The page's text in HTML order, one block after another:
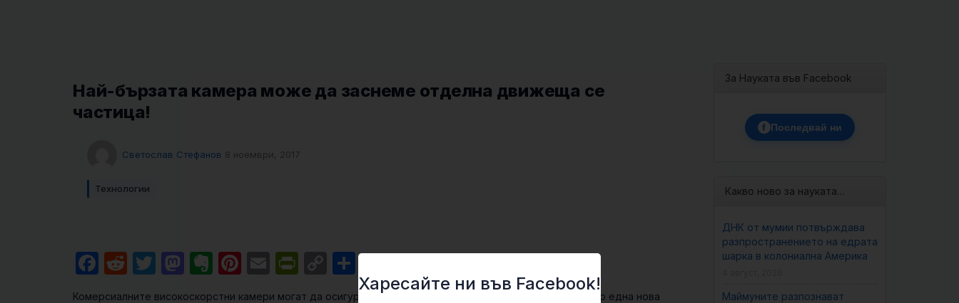
Най-бързата камера може да заснеме отделна движеща се
частица!
Светослав Стефанов 8 ноември, 2017
Технологии
Facebook
RedditTwitter
Mastodon
Evernote
Pinterest
EmailPrintFriendly
Copy
Link
Share
Комерсиалните високоскорстни камери могат да осигурят заснемането на 100 000 кадъра в секунда. Но една нова
За Науката във Facebook
f Последвай ни
Какво ново за науката…
ДНК от мумии потвърждава
разпространението на едрата
шарка в колониална Америка
Маймуните разпознават
Харесайте ни във Facebook!